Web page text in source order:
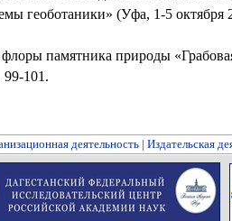
геоботаники» (Уфа, 1-5 октября
памятника природы
101.
деятельность | Издательская